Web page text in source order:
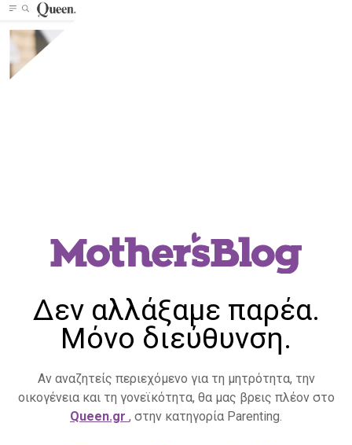
Δεν αλλάξαμε παρέα.
Μόνο διεύθυνση.
Αν αναζητείς περιεχόμενο για τη μητρότητα, την
οικογένεια και τη γονεϊκότητα, θα μας βρεις πλέον στο
Queen.gr , στην κατηγορία Parenting.